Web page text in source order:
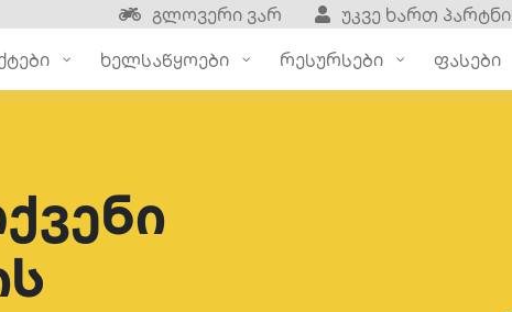
გლოვერი ვარ უკვე ხართ
ხელსაწყოები რესურსები ფასები